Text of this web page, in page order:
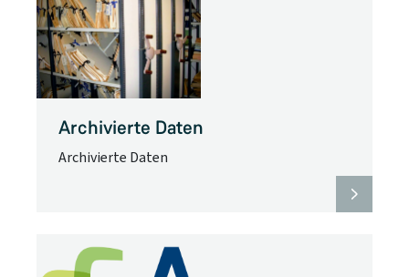
Archivierte Daten
Archivierte Daten